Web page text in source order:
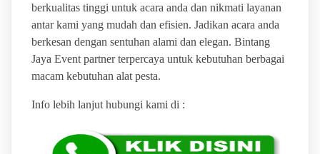
berkualitas tinggi untuk acara anda dan nikmati layanan
antar kami yang mudah dan efisien. Jadikan acara anda
berkesan dengan sentuhan alami dan elegan. Bintang
Jaya Event partner terpercaya untuk kebutuhan berbagai
macam kebutuhan alat pesta.
Info lebih lanjut hubungi kami di :